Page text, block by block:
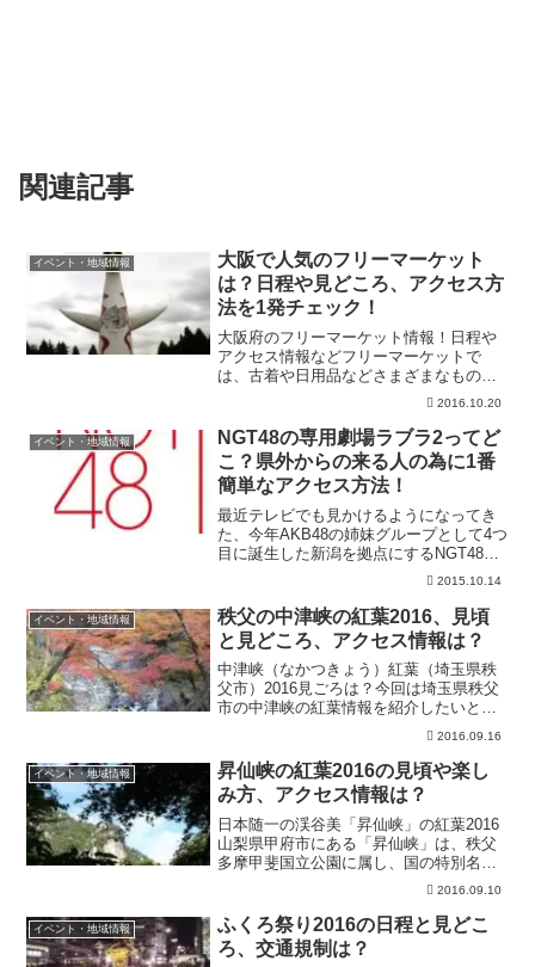
関連記事
イベント・地域情報
大阪で人気のフリーマーケット
は？日程や見どころ、アクセス方
法を1発チェック！
大阪府のフリーマーケット情報！日程や
アクセス情報などフリーマーケットで
は、古着や日用品などさまざまなものが
売買されていて、ほとんどが中古品や手
作りということもあり、格安な価格で購
入できることが大きな魅力ですよね！中
には古美術品やヴィンテージ...
2016.10.20
イベント・地域情報
NGT48の専用劇場ラブラ2ってど
こ？県外からの来る人の為に1番
簡単なアクセス方法！
最近テレビでも見かけるようになってき
た、今年AKB48の姉妹グループとして4つ
目に誕生した新潟を拠点にするNGT48で
すが、その専用劇場が新潟市内のファッ
た。私は地元が新潟なので場所はすぐに
分かるので...
2015.10.14
イベント・地域情報
秩父の中津峡の紅葉2016、見頃
と見どころ、アクセス情報は？
中津峡（なかつきょう）紅葉（埼玉県秩
父市）2016見ごろは？今回は埼玉県秩父
市の中津峡の紅葉情報を紹介したいと思
います。行楽の秋・紅葉狩りの季節が近
づいてきました。紅葉狩りで有名な美し
い渓谷で、埼玉で最初に紅葉が始まるス
ポットでもあります。...
2016.09.16
イベント・地域情報
昇仙峡の紅葉2016の見頃や楽し
み方、アクセス情報は？
日本随一の渓谷美「昇仙峡」の紅葉2016
山梨県甲府市にある「昇仙峡」は、秩父
多摩甲斐国立公園に属し、国の特別名勝
に指定されています。名勝とは、景色の
良い土地の事で、文化財の1つでもありま
す。年間を通して観光客で賑わう地です
が、紅葉時期はさら...
2016.09.10
イベント・地域情報
ふくろ祭り2016の日程と見どこ
ろ、交通規制は？